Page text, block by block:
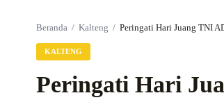
Beranda / Kalteng / Peringati Hari Juang TNI
KALTENG
Peringati Hari